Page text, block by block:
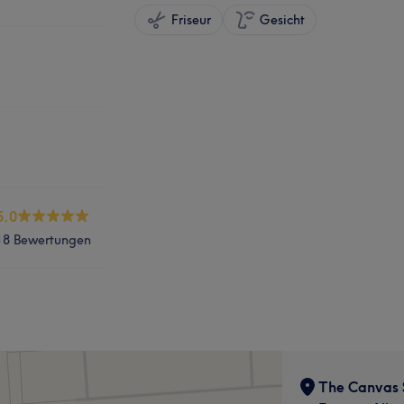
Bewertungen
Friseur Gesicht
The Canvas